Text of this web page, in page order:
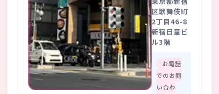
区歌舞伎町
2丁目46-8
新宿日章ビ
ル3階
お電話
でのお問
い合わ